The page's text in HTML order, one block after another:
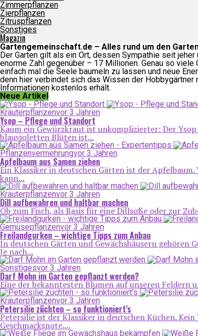
Zimmerpflanzen
Zierpflanzen
Zitruspflanzen
Sonstiges
Magazin
Gartengemeinschaft.de – Alles rund um den
Der Garten gilt als ein Ort, dessen Sympathie seit
enorme Zahl gegenüber – 17 Millionen. Genau so
einfach mal die Seele baumeln zu lassen und neue
denn hier verbindet sich das Wissen der
Informationen kostenlos erhält.
Neue Artikel
Kräuterpflanzenvor 3 Jahren
Ysop – Pflege und Standort
Kaum ein Gewürzkraut ist unkomplizierter: Der
blauvioletten Blüten ist...
Pflanzenvermehrungvor 3 Jahren
Apfelbaum aus Samen ziehen
Ein Klassiker in deutschen Gärten ist der
kann...
Kräuterpflanzenvor 3 Jahren
Dill aufbewahren und haltbar machen
Ob zum Fisch, als Basis für eine Dillsoße oder zur
Gemüsepflanzenvor 3 Jahren
Freilandgurken – wichtige Tipps zum Anbau
In deutschen Gärten und Gewächshäusern gehören
Je nach...
Sonstigesvor 3 Jahren
Darf Mohn im Garten gepflanzt werden?
Eine der bekanntesten Blumen auf unseren Feldern
Kräuterpflanzenvor 3 Jahren
Petersilie züchten – so funktioniert’s
Petersilie ist der Klassiker in deutschen Küchen.
Geschmacksnote....